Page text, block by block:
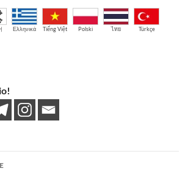
Ελληνικά Tiếng Việt Polski ไทย Türkçe